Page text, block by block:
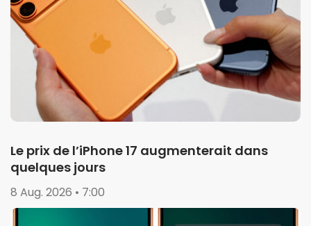
Le prix de l’iPhone 17 augmenterait dans
quelques jours
8 Aug. 2026 • 7:00